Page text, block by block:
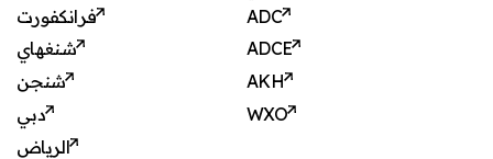
فرانكفورت
شنغهاي
شنجن
دبي
الرياض
ADC
ADCE
AKH
WXO